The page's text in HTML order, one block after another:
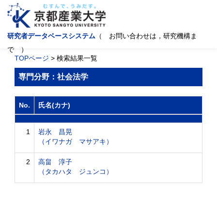
研究者データベースシステム （ お問い合わせは，研究機構ま
で ）
TOPページ > 検索結果一覧
専門分野：社会法学
No. 氏名(カナ)
1
岩永 昌晃
（イワナガ マサアキ）
2
高畠 淳子
（タカハタ ジュンコ）